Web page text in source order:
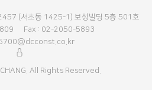
(서초동 1425-1) 보성빌딩 5층 501호
Fax : 02-2050-5893
All Rights Reserved.